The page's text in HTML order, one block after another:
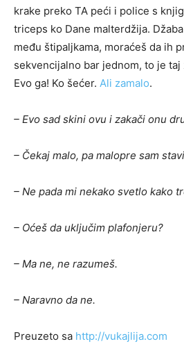
krake preko TA peći i police s
triceps ko Dane malterdžija.
među štipaljkama, moraćeš da ih
sekvencijalno bar jednom, to je
Evo ga! Ko šećer. Ali zamalo.
– Evo sad skini ovu i zakači onu
– Čekaj malo, pa malopre sam
– Ne pada mi nekako svetlo kako
– Oćeš da uključim plafonjeru?
– Ma ne, ne razumeš.
– Naravno da ne.
Preuzeto sa http://vukajlija.com